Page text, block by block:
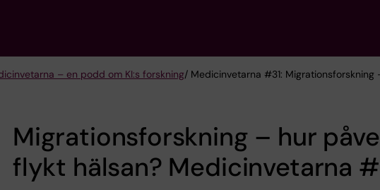
– en podd om KI:s forskning/ Medicinvetarna #31:
Migrationsforskning – hur
flykt hälsan? Medicinvetarna